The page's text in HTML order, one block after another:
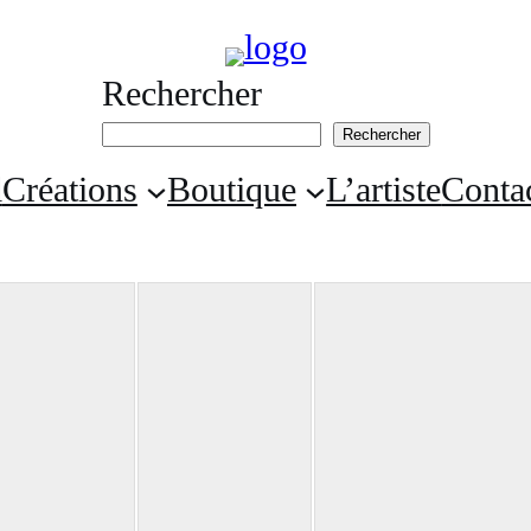
Rechercher
Rechercher
Créations Boutique L’artiste